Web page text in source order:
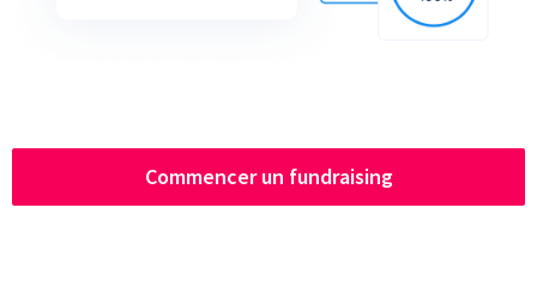
Commencer un fundraising